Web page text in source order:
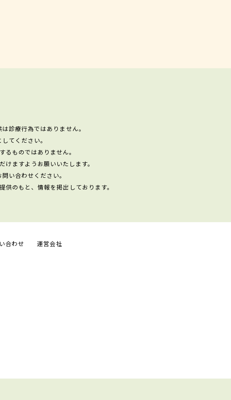
診療行為ではありません。
てください。
ものではありません。
けますようお願いいたします。
い合わせください。
のもと、情報を掲出しております。
合わせ 運営会社